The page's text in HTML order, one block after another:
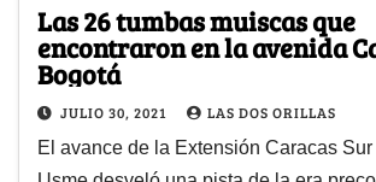
Las 26 tumbas muiscas que
encontraron en la avenida
Bogotá
JULIO 30, 2021 LAS DOS ORILLAS
El avance de la Extensión Caracas Sur